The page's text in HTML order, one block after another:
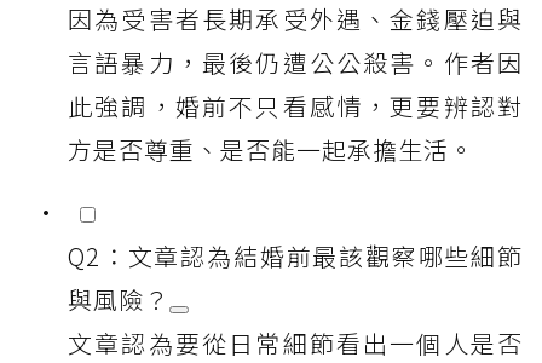
因為受害者長期承受外遇、金錢壓迫與
言語暴力，最後仍遭公公殺害。作者因
此強調，婚前不只看感情，更要辨認對
方是否尊重、是否能一起承擔生活。
Q2：文章認為結婚前最該觀察哪些細節
與風險？
文章認為要從日常細節看出一個人是否